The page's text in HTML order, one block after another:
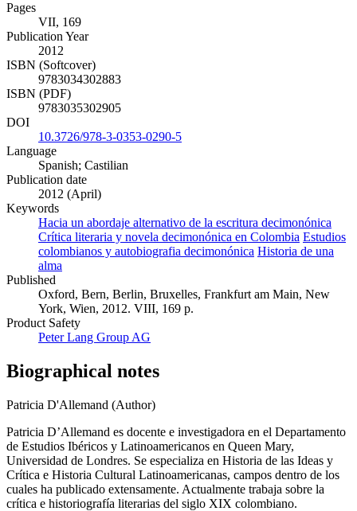
Pages
VII, 169
Publication Year
2012
ISBN (Softcover)
9783034302883
ISBN (PDF)
9783035302905
DOI
10.3726/978-3-0353-0290-5
Language
Spanish; Castilian
Publication date
2012 (April)
Keywords
Hacia un abordaje alternativo de la escritura decimonónica
Crítica literaria y novela decimonónica en Colombia Estudios
colombianos y autobiografia decimonónica Historia de una
alma
Published
Oxford, Bern, Berlin, Bruxelles, Frankfurt am Main, New
York, Wien, 2012. VIII, 169 p.
Product Safety
Peter Lang Group AG
Biographical notes
Patricia D'Allemand (Author)
Patricia D’Allemand es docente e investigadora en el Departamento
de Estudios Ibéricos y Latinoamericanos en Queen Mary,
Universidad de Londres. Se especializa en Historia de las Ideas y
Crítica e Historia Cultural Latinoamericanas, campos dentro de los
cuales ha publicado extensamente. Actualmente trabaja sobre la
crítica e historiografía literarias del siglo XIX colombiano.